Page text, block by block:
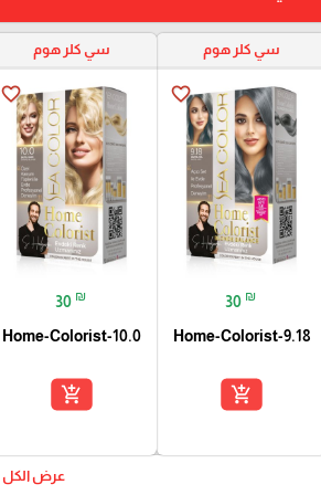
سي كلر هوم
favorite_border
30 ₪
Home-Colorist-9.18
add_shopping_cart
سي كلر هوم
favorite_border
30 ₪
Home-Colorist-10.0
add_shopping_cart
عرض الكل